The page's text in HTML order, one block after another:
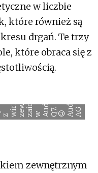
w liczbie
które również są
drgań. Te trzy
które obraca się z
S i l
i
s c
c
z w i
n
m
z e
nm
z a
i
n
w
w A u
i
Q 7
. ©
A u
i
A G
zewnętrznym